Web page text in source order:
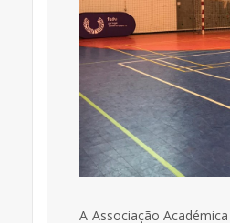
A Associação